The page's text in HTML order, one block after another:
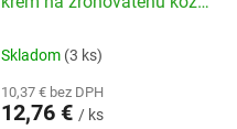
Skladom (3 ks)
10,37 € bez DPH
12,76 € / ks